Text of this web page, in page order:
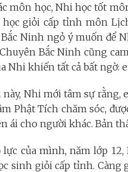
môn học, Nhi học tốt
giỏi cấp tỉnh môn
Ninh ngỏ ý muốn để
Bắc Ninh cũng
Nhi khiến tất cả bất ngờ:
này, Nhi mới tâm sự rằng,
Phật Tích chăm sóc,
ái cho người khác. Bản
lực của mình, năm lớp
sinh giỏi cấp tỉnh. Càng